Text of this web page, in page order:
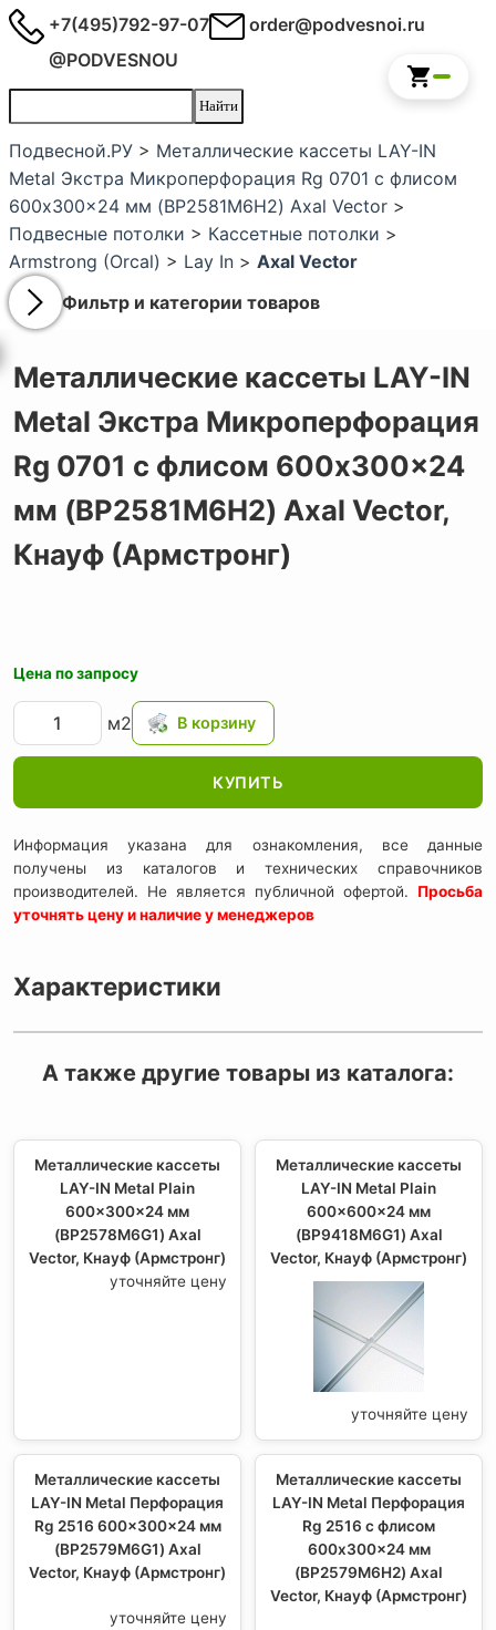
+7(495)792-97-07
order@podvesnoi.ru
@PODVESNOU
Подвесной.РУ > Металлические кассеты LAY-IN
Metal Экстра Микроперфорация Rg 0701 с флисом
600x300x24 мм (BP2581M6H2) Axal Vector >
Подвесные потолки > Кассетные потолки >
Armstrong (Orcal) > Lay In > Axal Vector
Фильтр и категории товаров
Металлические кассеты LAY-IN
Metal Экстра Микроперфорация
Rg 0701 с флисом 600x300x24
мм (BP2581M6H2) Axal Vector,
Кнауф (Армстронг)
Цена по запросу
м2
КУПИТЬ
Информация указана для ознакомления, все данные
получены из каталогов и технических справочников
производителей. Не является публичной офертой. Просьба
уточнять цену и наличие у менеджеров
Характеристики
А также другие товары из каталога:
Металлические кассеты
LAY-IN Metal Plain
600x300x24 мм
(BP2578M6G1) Axal
Vector, Кнауф (Армстронг)
уточняйте цену
Металлические кассеты
LAY-IN Metal Plain
600x600x24 мм
(BP9418M6G1) Axal
Vector, Кнауф (Армстронг)
уточняйте цену
Металлические кассеты
LAY-IN Metal Перфорация
Rg 2516 600x300x24 мм
(BP2579M6G1) Axal
Vector, Кнауф (Армстронг)
уточняйте цену
Металлические кассеты
LAY-IN Metal Перфорация
Rg 2516 с флисом
600x300x24 мм
(BP2579M6H2) Axal
Vector, Кнауф (Армстронг)